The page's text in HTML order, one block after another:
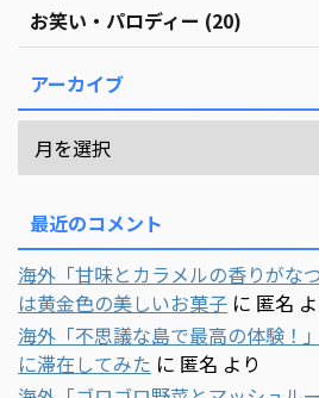
お笑い・パロディー (20)
アーカイブ
最近のコメント
海外「甘味とカラメルの香りがな
は黄金色の美しいお菓子 に 匿名
海外「不思議な島で最高の体験！
に滞在してみた に 匿名 より